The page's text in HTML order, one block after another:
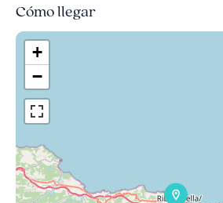
Cómo llegar
+
−